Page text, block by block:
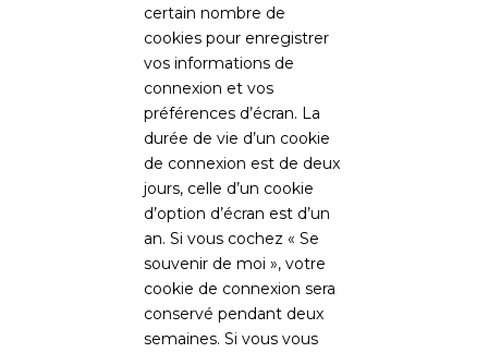
certain nombre de
cookies pour enregistrer
vos informations de
connexion et vos
préférences d’écran. La
durée de vie d’un cookie
de connexion est de deux
jours, celle d’un cookie
d’option d’écran est d’un
an. Si vous cochez « Se
souvenir de moi », votre
cookie de connexion sera
conservé pendant deux
semaines. Si vous vous